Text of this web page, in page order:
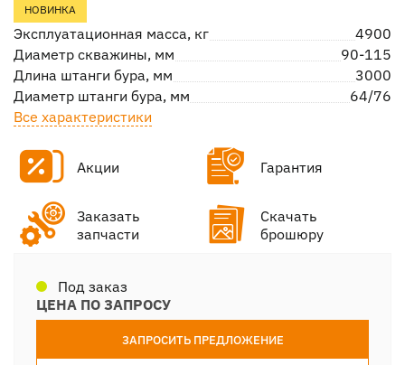
НОВИНКА
Эксплуатационная масса, кг
4900
Диаметр скважины, мм
90-115
Длина штанги бура, мм
3000
Диаметр штанги бура, мм
64/76
Все характеристики
Акции Гарантия
Заказать
запчасти
Скачать
брошюру
Под заказ
ЦЕНА ПО ЗАПРОСУ
ЗАПРОСИТЬ ПРЕДЛОЖЕНИЕ